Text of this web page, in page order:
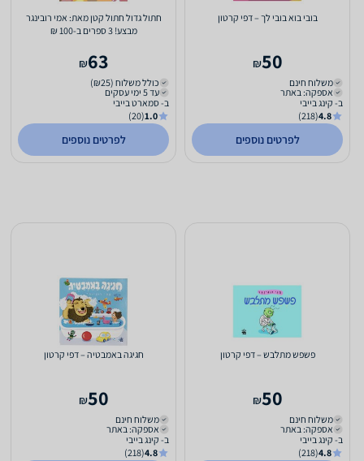
בובי בוא בובי לך – דפי קרטון
50
₪
משלוח חינם
אספקה: באתר
ב- קינג בייבי
4.8
(218)
לפרטים נוספים
חתול גדול חתול קטן מאת: אמי רובינגר
מבצע! 3 ספרים ב-100 ₪
63
₪
כולל משלוח (₪25)
עד 5 ימי עסקים
ב- סמארט בייבי
1.0
(20)
לפרטים נוספים
פשפש מתלבש – דפי קרטון
50
₪
משלוח חינם
אספקה: באתר
ב- קינג בייבי
4.8
(218)
חגיגה באמבטיה – דפי קרטון
50
₪
משלוח חינם
אספקה: באתר
ב- קינג בייבי
4.8
(218)